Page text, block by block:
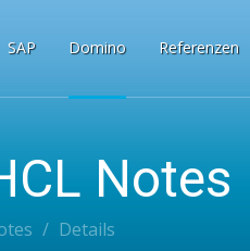
SAP Domino Referenzen
Notes
Details